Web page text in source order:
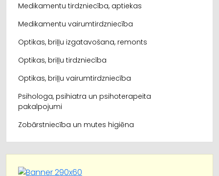
Medikamentu tirdzniecība, aptiekas
Medikamentu vairumtirdzniecība
Optikas, briļļu izgatavošana, remonts
Optikas, briļļu tirdzniecība
Optikas, briļļu vairumtirdzniecība
Psihologa, psihiatra un psihoterapeita
pakalpojumi
Zobārstniecība un mutes higiēna